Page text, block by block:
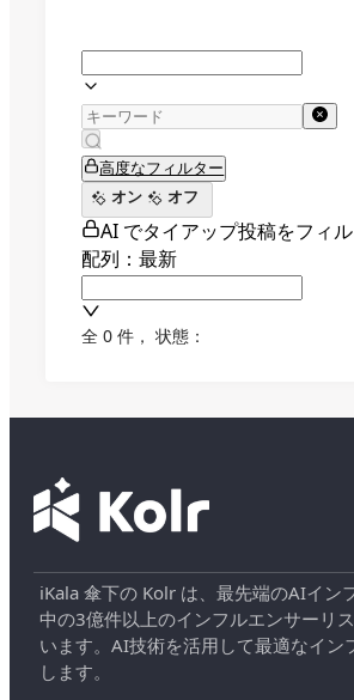
高度なフィルター
オン
オフ
AI でタイアップ投稿をフィ
配列：最新
全 0 件 ， 状態：
iKala 傘下の Kolr は、最先端のAIイン
中の3億件以上のインフルエンサーリ
います。AI技術を活用して最適なイ
します。